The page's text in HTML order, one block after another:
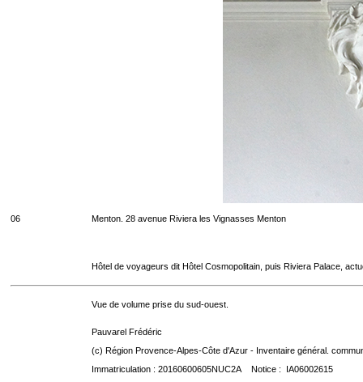
06 Menton. 28 avenue Riviera les Vignasses Menton
Hôtel de voyageurs dit Hôtel Cosmopolitain, puis Riviera Palace,
Vue de volume prise du sud-ouest.
Pauvarel Frédéric
(c) Région Provence-Alpes-Côte d'Azur - Inventaire général.
Immatriculation : 20160600605NUC2A Notice : IA06002615